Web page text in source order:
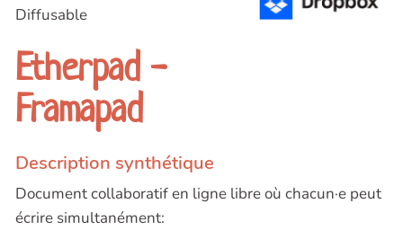
Diffusable
Etherpad -
Framapad
Description synthétique
Document collaboratif en ligne libre où chacun·e peut
écrire simultanément: